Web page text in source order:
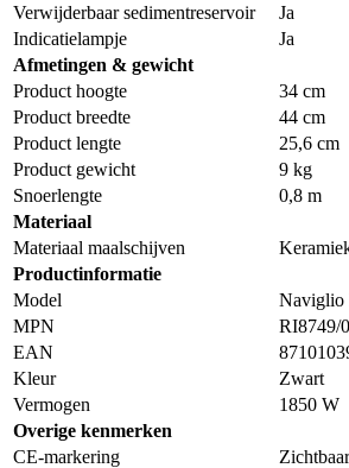
Verwijderbaar sedimentreservoir
Ja
Indicatielampje
Ja
Afmetingen & gewicht
Product hoogte
34 cm
Product breedte
44 cm
Product lengte
25,6 cm
Product gewicht
9 kg
Snoerlengte
0,8 m
Materiaal
Materiaal maalschijven
Productinformatie
Model
MPN
RI8749/
EAN
Kleur
Zwart
Vermogen
1850 W
Overige kenmerken
CE-markering
Zichtbaar